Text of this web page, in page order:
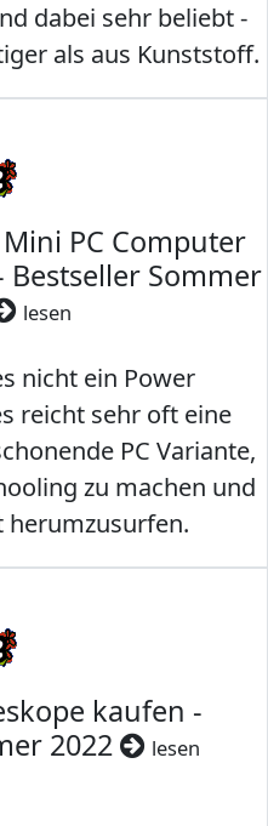
dabei sehr beliebt -
als aus Kunststoff.
PC Computer
Sommer
lesen
nicht ein Power
reicht sehr oft eine
PC Variante,
zu machen und
kaufen -
2022
lesen